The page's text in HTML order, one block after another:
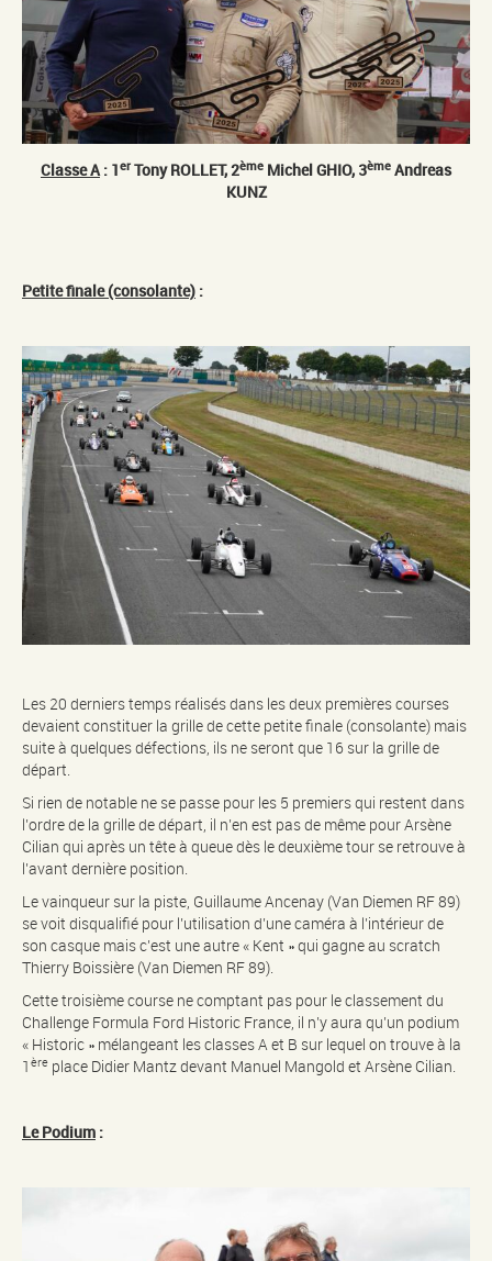
Classe A: 1er Tony ROLLET, 2ème Michel GHIO, 3ème Andreas
KUNZ
Petite finale (consolante) :
Les 20 derniers temps réalisés dans les deux premières courses
devaient constituer la grille de cette petite finale (consolante) mais
suite à quelques défections, ils ne seront que 16 sur la grille de
départ.
Si rien de notable ne se passe pour les 5 premiers qui restent dans
l’ordre de la grille de départ, il n’en est pas de même pour Arsène
Cilian qui après un tête à queue dès le deuxième tour se retrouve à
l’avant dernière position.
Le vainqueur sur la piste, Guillaume Ancenay (Van Diemen RF 89)
se voit disqualifié pour l’utilisation d’une caméra à l’intérieur de
son casque mais c’est une autre « Kent » qui gagne au scratch
Thierry Boissière (Van Diemen RF 89).
Cette troisième course ne comptant pas pour le classement du
Challenge Formula Ford Historic France, il n’y aura qu’un podium
« Historic » mélangeant les classes A et B sur lequel on trouve à la
1 ère place Didier Mantz devant Manuel Mangold et Arsène Cilian.
Le Podium :